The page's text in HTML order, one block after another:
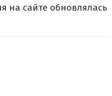
на сайте обновлялась